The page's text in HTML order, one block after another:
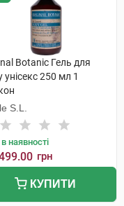
Botanic Гель для
унісекс 250 мл 1
S.L.
наявності
грн
КУПИТИ